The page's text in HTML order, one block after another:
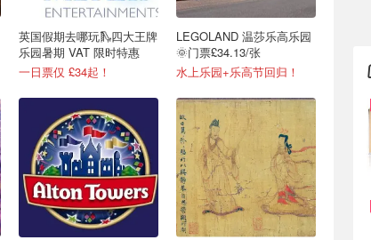
英国假期去哪玩🛝四大王牌
乐园暑期 VAT 限时特惠
一日票仅 £34起！
LEGOLAND 温莎乐高乐园
🌞门票£34.13/张
水上乐园+乐高节回归！